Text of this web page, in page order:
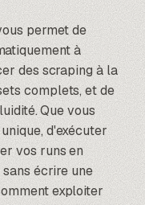
permet de
à
des scraping à la
complets, et de
Que vous
d'exécuter
vos runs en
écrire une
exploiter